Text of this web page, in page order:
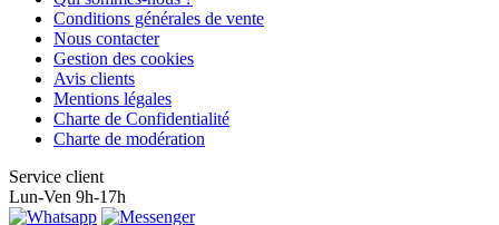
Conditions générales de vente
Nous contacter
Gestion des cookies
Avis clients
Mentions légales
Charte de Confidentialité
Charte de modération
Service client
Lun-Ven 9h-17h